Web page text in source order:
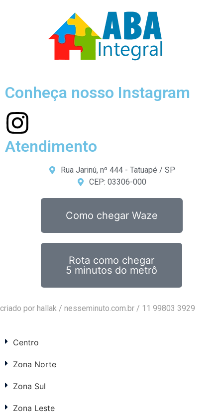
Conheça nosso Instagram
Atendimento
Rua Jarinú, nº 444 - Tatuapé / SP
CEP: 03306-000
Como chegar Waze
Rota como chegar
5 minutos do metrô
criado por hallak / nesseminuto.com.br / 11 99803 3929
Centro
Zona Norte
Zona Sul
Zona Leste